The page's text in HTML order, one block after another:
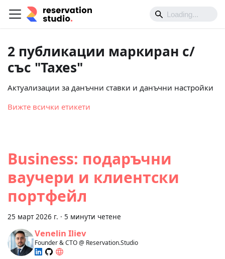
2 публикации маркиран с/
със "Taxes"
Актуализации за данъчни ставки и данъчни настройки
Вижте всички етикети
Business: подаръчни
ваучери и клиентски
портфейл
25 март 2026 г. · 5 минути четене
Venelin Iliev
Founder & CTO @ Reservation.Studio